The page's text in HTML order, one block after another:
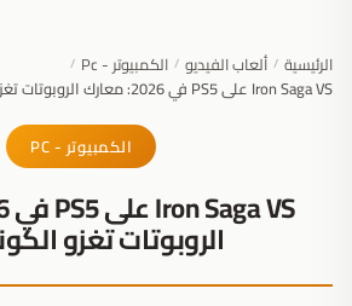
الرئيسية / ألعاب الفيديو / الكمبيوتر - Pc /
Iron Saga VS على PS5 في 2026: معارك الروبوتات تغزو الكونسول
الكمبيوتر - PC
الروبوتات تغزو